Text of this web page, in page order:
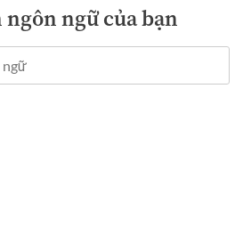
ngôn ngữ của bạn